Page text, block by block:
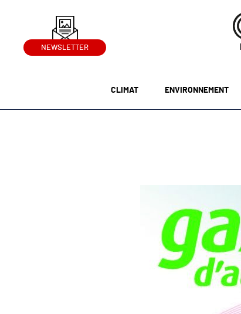
NEWSLETTER
CLIMAT ENVIRONNEMENT